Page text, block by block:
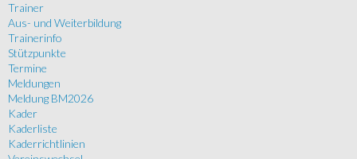
Trainer
Aus- und Weiterbildung
Trainerinfo
Stützpunkte
Termine
Meldungen
Meldung BM2026
Kader
Kaderliste
Kaderrichtlinien